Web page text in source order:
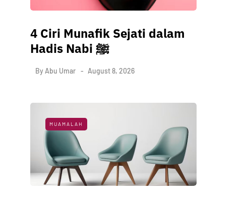
4 Ciri Munafik Sejati dalam
Hadis Nabi ﷺ
By Abu Umar August 8, 2026
MUAMALAH